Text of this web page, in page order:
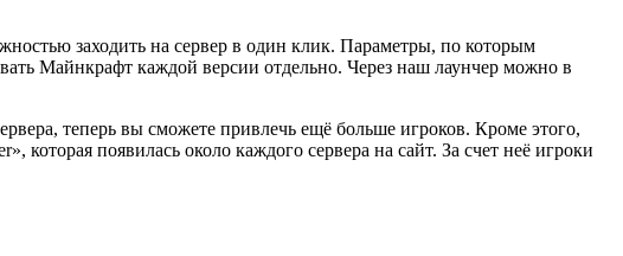
заходить на сервер в один клик. Параметры, по которым
Майнкрафт каждой версии отдельно. Через наш лаунчер можно в
теперь вы сможете привлечь ещё больше игроков. Кроме этого,
появилась около каждого сервера на сайт. За счет неё игроки